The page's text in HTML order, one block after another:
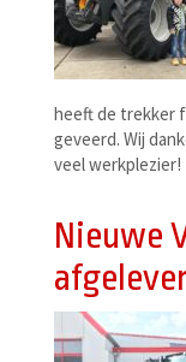
heeft de trekker
geveerd. Wij
veel werkplezier!
Nieuwe